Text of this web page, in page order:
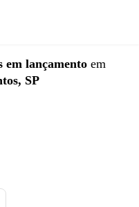
em lançamento em
SP